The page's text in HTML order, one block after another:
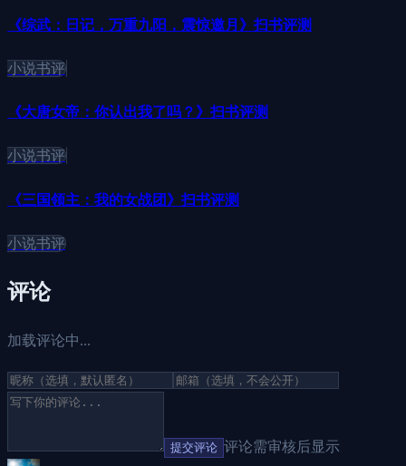
《综武：日记，万重九阳，震惊邀月》扫书评测
小说书评
《大唐女帝：你认出我了吗？》扫书评测
小说书评
《三国领主：我的女战团》扫书评测
小说书评
评论
加载评论中...
提交评论 评论需审核后显示